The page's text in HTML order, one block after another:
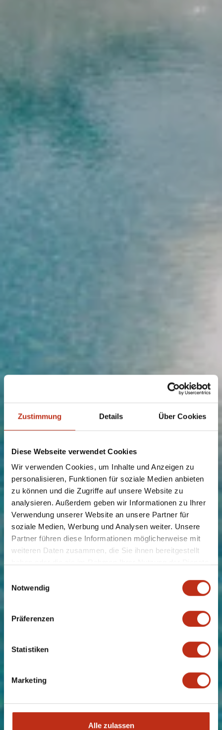
Zustimmung Details Über Cookies
Diese Webseite verwendet Cookies
Wir verwenden Cookies, um Inhalte und Anzeigen zu
personalisieren, Funktionen für soziale Medien anbieten
zu können und die Zugriffe auf unsere Website zu
analysieren. Außerdem geben wir Informationen zu Ihrer
Verwendung unserer Website an unsere Partner für
soziale Medien, Werbung und Analysen weiter. Unsere
Partner führen diese Informationen möglicherweise mit
weiteren Daten zusammen, die Sie ihnen bereitgestellt
Notwendig
Präferenzen
Statistiken
Marketing
Alle zulassen